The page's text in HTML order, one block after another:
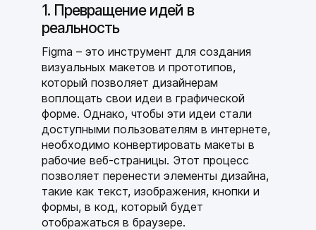
1. Превращение идей в
реальность
Figma – это инструмент для создания
визуальных макетов и прототипов,
который позволяет дизайнерам
воплощать свои идеи в графической
форме. Однако, чтобы эти идеи стали
доступными пользователям в интернете,
необходимо конвертировать макеты в
рабочие веб-страницы. Этот процесс
позволяет перенести элементы дизайна,
такие как текст, изображения, кнопки и
формы, в код, который будет
отображаться в браузере.